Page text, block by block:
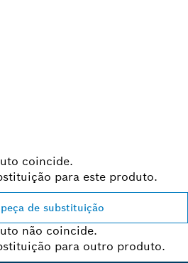
coincide.
para este produto.
de substituição
não coincide.
para outro produto.